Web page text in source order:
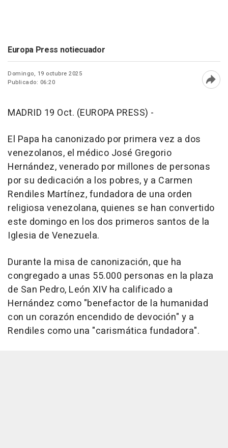
Europa Press notiecuador
Domingo, 19 octubre 2025
Publicado: 06:20
MADRID 19 Oct. (EUROPA PRESS) -
El Papa ha canonizado por primera vez a dos
venezolanos, el médico José Gregorio
Hernández, venerado por millones de personas
por su dedicación a los pobres, y a Carmen
Rendiles Martínez, fundadora de una orden
religiosa venezolana, quienes se han convertido
este domingo en los dos primeros santos de la
Iglesia de Venezuela.
Durante la misa de canonización, que ha
congregado a unas 55.000 personas en la plaza
de San Pedro, León XIV ha calificado a
Hernández como "benefactor de la humanidad
con un corazón encendido de devoción" y a
Rendiles como una "carismática fundadora".